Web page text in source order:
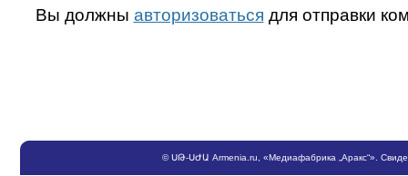
Вы должны авторизоваться для отправки
©ՍԹ-ՍԺԱ Armenia.ru , «Медиафабрика „Аракс“».